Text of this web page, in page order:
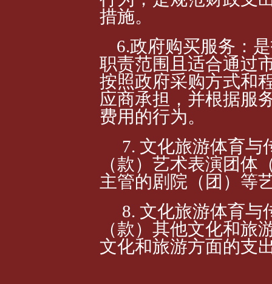
措施。
6.政府购买服务：
职责范围且适合通过
按照政府采购方式和
应商承担，并根据服
费用的行为。
7. 文化旅游体育与
（款）艺术表演团体
主管的剧院（团）等
8. 文化旅游体育与
（款）其他文化和旅
文化和旅游方面的支